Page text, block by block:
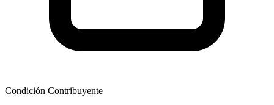
Condición Contribuyente